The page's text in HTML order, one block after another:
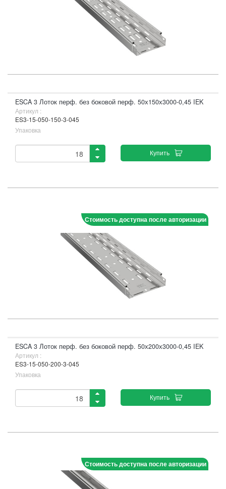
ESCA 3 Лоток перф. без боковой перф. 50х150х3000-0,45 IEK
Артикул :
ES3-15-050-150-3-045
Упаковка
Купить
Стоимость доступна после авторизации
ESCA 3 Лоток перф. без боковой перф. 50х200х3000-0,45 IEK
Артикул :
ES3-15-050-200-3-045
Упаковка
Купить
Стоимость доступна после авторизации